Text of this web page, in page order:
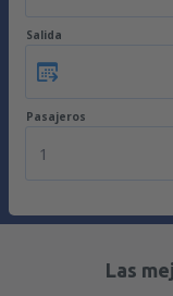
Salida
Pasajeros
1
Las